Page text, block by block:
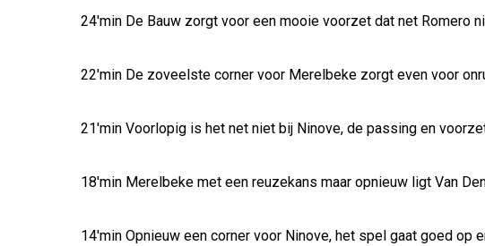
24'min De Bauw zorgt voor een mooie voorzet dat net Romero
22'min De zoveelste corner voor Merelbeke zorgt even voor
21'min Voorlopig is het net niet bij Ninove, de passing en
18'min Merelbeke met een reuzekans maar opnieuw ligt Van
14'min Opnieuw een corner voor Ninove, het spel gaat goed op